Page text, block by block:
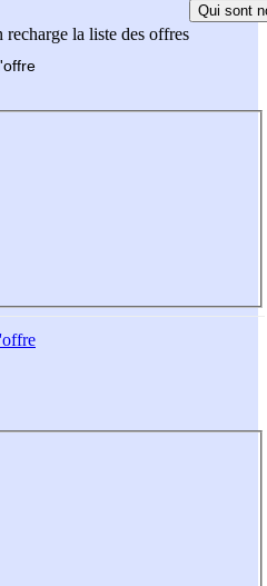
recharge la liste des offres
Qui sont